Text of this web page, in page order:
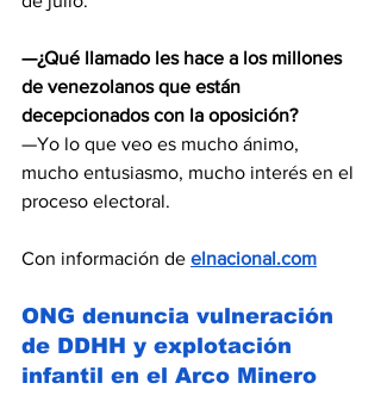
—¿Qué llamado les hace a los millones
de venezolanos que están
decepcionados con la oposición?
—Yo lo que veo es mucho ánimo,
mucho entusiasmo, mucho interés en el
proceso electoral.
Con información de elnacional.com
ONG denuncia vulneración
de DDHH y explotación
infantil en el Arco Minero